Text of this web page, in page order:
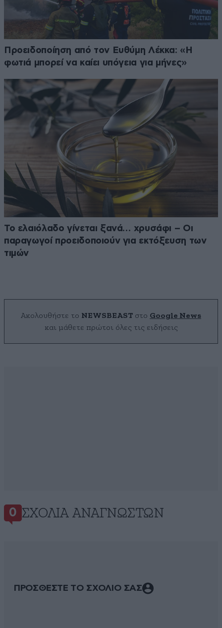
Προειδοποίηση από τον Ευθύμη Λέκκα: «Η
φωτιά μπορεί να καίει υπόγεια για μήνες»
Το ελαιόλαδο γίνεται ξανά… χρυσάφι – Οι
παραγωγοί προειδοποιούν για εκτόξευση των
τιμών
Ακολουθήστε το NEWSBEAST στο Google News
και μάθετε πρώτοι όλες τις ειδήσεις
0 ΣΧΌΛΙΑ ΑΝΑΓΝΩΣΤΏΝ
ΠΡΟΣΘΕΣΤΕ ΤΟ ΣΧΟΛΙΟ ΣΑΣ